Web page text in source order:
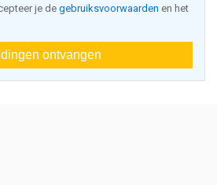
je de gebruiksvoorwaarden en het
ontvangen